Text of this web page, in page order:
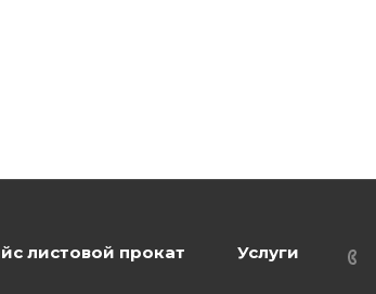
листовой прокат Услуги